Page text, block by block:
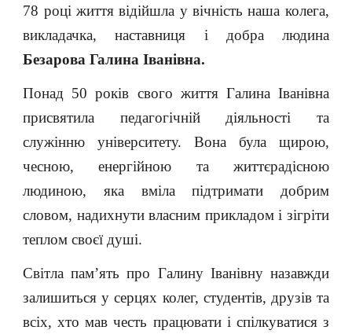
78 році життя відійшла у вічність наша колега,
викладачка, наставниця і добра людина
Безарова Галина Іванівна.
Понад 50 років свого життя Галина Іванівна
присвятила педагогічній діяльності та
служінню університету. Вона була щирою,
чесною, енергійною та життєрадісною
людиною, яка вміла підтримати добрим
словом, надихнути власним прикладом і зігріти
теплом своєї душі.
Світла пам’ять про Галину Іванівну назавжди
залишиться у серцях колег, студентів, друзів та
всіх, хто мав честь працювати і спілкуватися з